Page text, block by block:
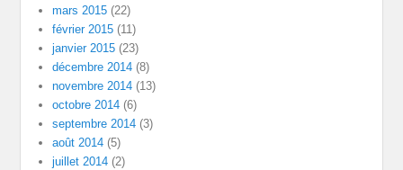
mars 2015 (22)
février 2015 (11)
janvier 2015 (23)
décembre 2014 (8)
novembre 2014 (13)
octobre 2014 (6)
septembre 2014 (3)
août 2014 (5)
juillet 2014 (2)